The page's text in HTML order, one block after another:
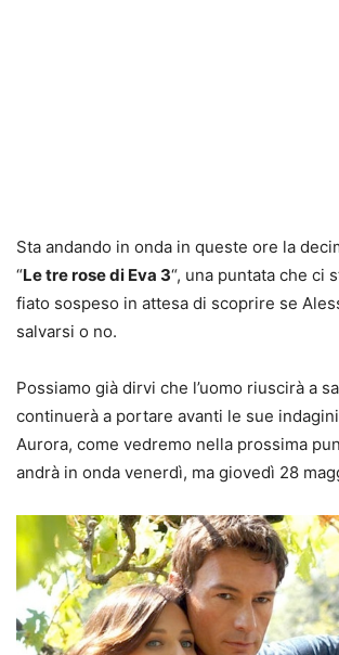
Sta andando in onda in queste ore la
“Le tre rose di Eva 3“, una puntata che ci
fiato sospeso in attesa di scoprire se
salvarsi o no.
Possiamo già dirvi che l’uomo riuscirà a
continuerà a portare avanti le sue
Aurora, come vedremo nella prossima
andrà in onda venerdì, ma giovedì 28